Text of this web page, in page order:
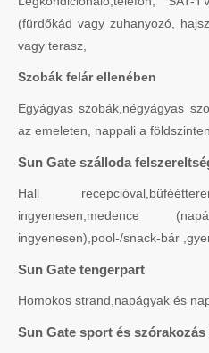
(fürdőkád vagy zuhanyozó,
vagy terasz,
Szobák felár ellenében
Egyágyas szobák,négyágyas
az emeleten, nappali a földszinten.
Sun Gate szálloda
Hall
ingyenesen,medence
ingyenesen),pool-/snack-bár
Sun Gate tengerpart
Homokos strand,napágyak és
Sun Gate sport és